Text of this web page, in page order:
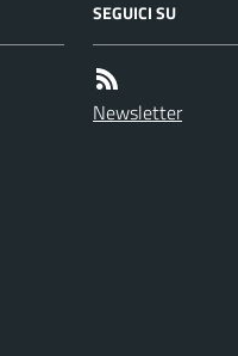
SEGUICI SU
Newsletter